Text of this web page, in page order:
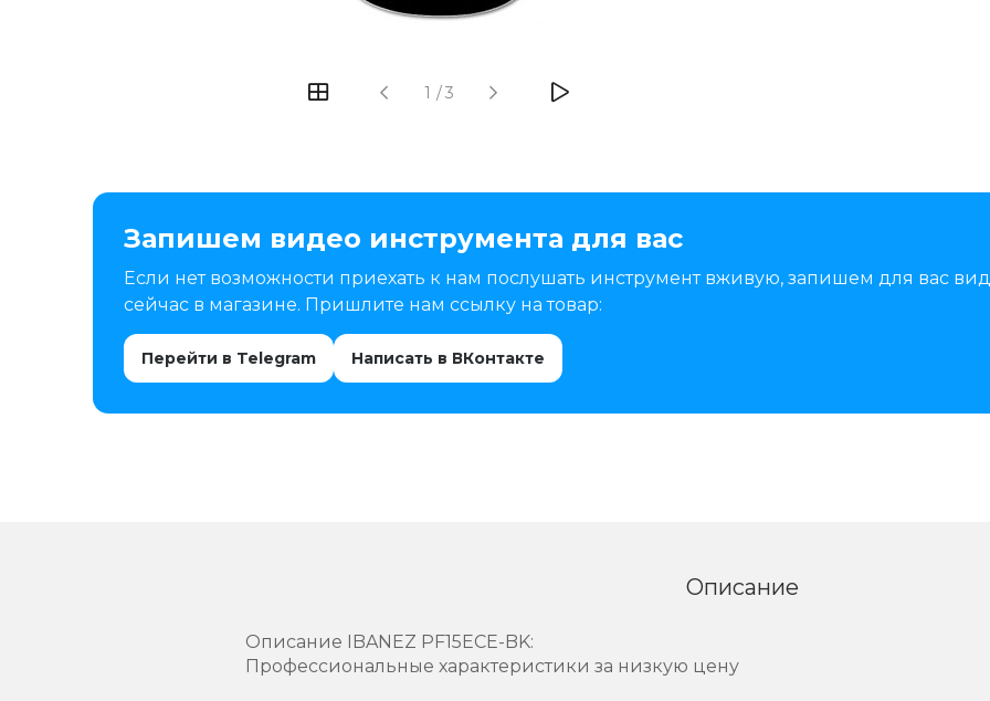
1 /3
Запишем видео инструмента для вас
Если нет возможности приехать к нам послушать инструмент вживую, запишем для вас
сейчас в магазине. Пришлите нам ссылку на товар:
Перейти в Telegram Написать в ВКонтакте
Описание
Описание IBANEZ PF15ECE-BK:
Профессиональные характеристики за низкую цену